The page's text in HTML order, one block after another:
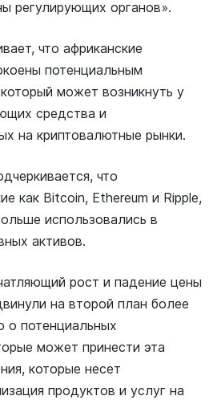
регулирующих органов».
что африканские
потенциальным
может возникнуть у
средства и
на криптовалютные рынки.
что
как Bitcoin, Ethereum и Ripple,
использовались в
активов.
рост и падение цены
на второй план более
потенциальных
может принести эта
которые несет
продуктов и услуг на